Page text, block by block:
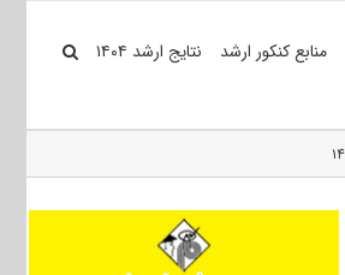
منابع کنکور ارشد نتایج ارشد ۱۴۰۴